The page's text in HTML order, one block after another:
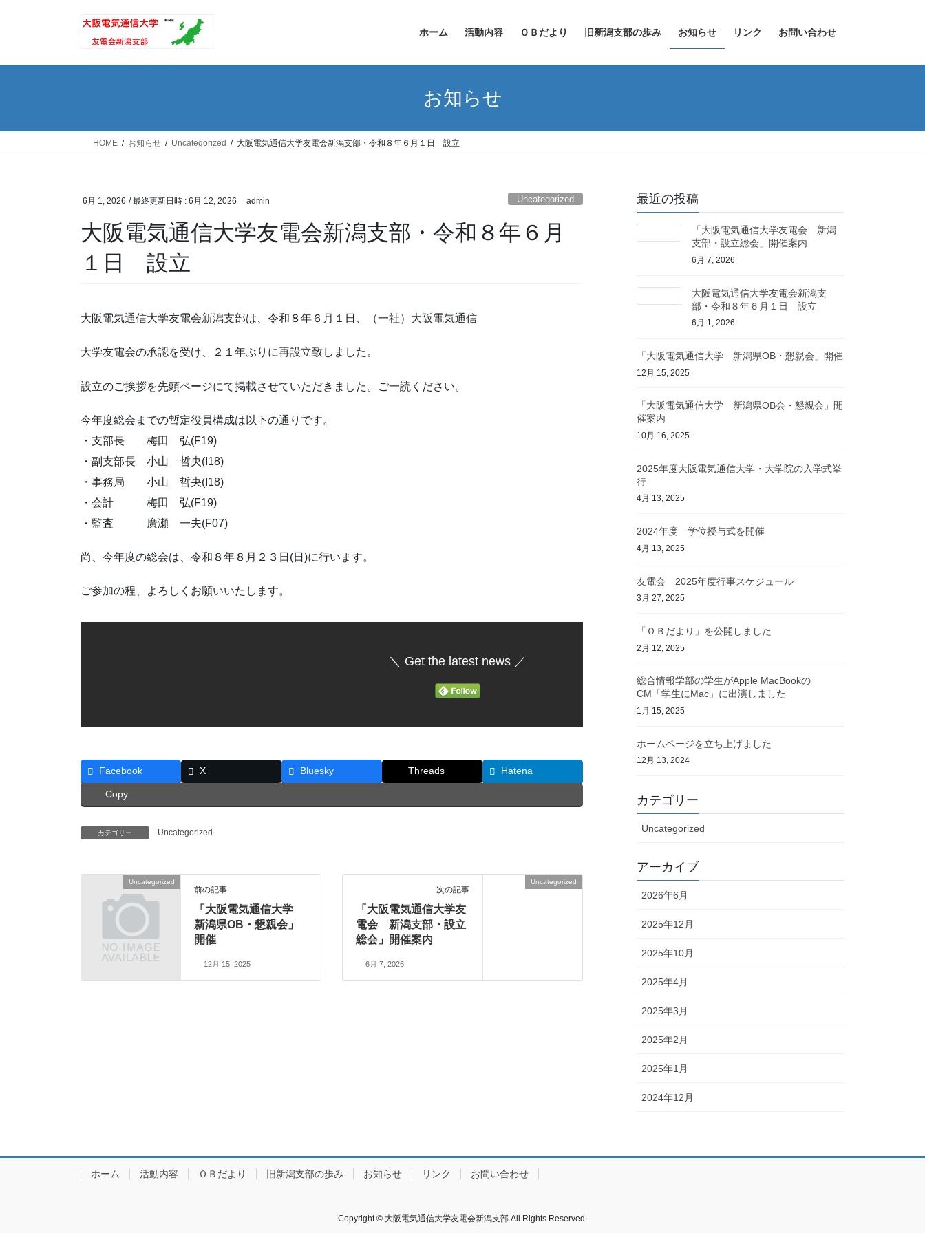
ホーム 活動内容 ＯＢだより 旧新潟支部の歩み お知らせ リンク お問い合わせ
お知らせ
HOME お知らせ Uncategorized 大阪電気通信大学友電会新潟支部・令和８年６月１日 設立
6月 1, 2026 / 最終更新日時 : 6月 12, 2026 admin Uncategorized
大阪電気通信大学友電会新潟支部・令和８年６月
１日 設立
大阪電気通信大学友電会新潟支部は、令和８年６月１日、（一社）大阪電気通信
大学友電会の承認を受け、２１年ぶりに再設立致しました。
設立のご挨拶を先頭ページにて掲載させていただきました。ご一読ください。
今年度総会までの暫定役員構成は以下の通りです。
・支部長 梅田 弘(F19)
・副支部長 小山 哲央(I18)
・事務局 小山 哲央(I18)
・会計 梅田 弘(F19)
・監査 廣瀬 一夫(F07)
尚、今年度の総会は、令和８年８月２３日(日)に行います。
ご参加の程、よろしくお願いいたします。
＼ Get the latest news ／
Facebook X Bluesky Threads Hatena
Copy
カテゴリー Uncategorized
Uncategorized
前の記事
「大阪電気通信大学
新潟県OB・懇親会」
開催
12月 15, 2025
Uncategorized
次の記事
「大阪電気通信大学友
電会 新潟支部・設立
総会」開催案内
6月 7, 2026
最近の投稿
「大阪電気通信大学友電会 新潟
支部・設立総会」開催案内
6月 7, 2026
大阪電気通信大学友電会新潟支
部・令和８年６月１日 設立
6月 1, 2026
「大阪電気通信大学 新潟県OB・懇親会」開催
12月 15, 2025
「大阪電気通信大学 新潟県OB会・懇親会」開
催案内
10月 16, 2025
2025年度大阪電気通信大学・大学院の入学式挙
行
4月 13, 2025
2024年度 学位授与式を開催
4月 13, 2025
友電会 2025年度行事スケジュール
3月 27, 2025
「ＯＢだより」を公開しました
2月 12, 2025
総合情報学部の学生がApple MacBookの
CM「学生にMac」に出演しました
1月 15, 2025
ホームページを立ち上げました
12月 13, 2024
カテゴリー
Uncategorized
アーカイブ
2026年6月
2025年12月
2025年10月
2025年4月
2025年3月
2025年2月
2025年1月
2024年12月
ホーム 活動内容 ＯＢだより 旧新潟支部の歩み お知らせ リンク お問い合わせ
Copyright © 大阪電気通信大学友電会新潟支部 All Rights Reserved.